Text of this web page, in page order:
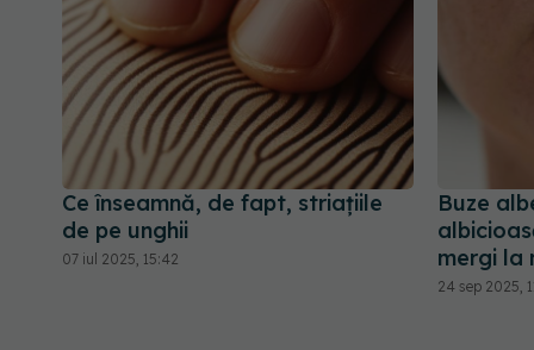
Ce înseamnă, de fapt, striațiile
de pe unghii
07 iul 2025, 15:42
Buze
mergi la
24 sep 2025,